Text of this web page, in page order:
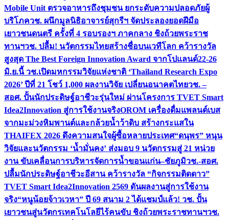
Mobile Unit ตรวจอาหารถึงชุมชน ยกระดับความปลอดภัยผู้
บริโภควช. ผนึกมูลนิธิอาจารย์สุกรีฯ จัดประลองยอดฝีมือ
เยาวชนดนตรี ครั้งที่ 4 รอบรองฯ ภาคกลาง ชิงถ้วยพระราช
ทานฯวช. ปลื้ม! นวัตกรรมไทยสร้างชื่อบนเวทีโลก คว้ารางวัล
สูงสุด The Best Foreign Innovation Award จากโปแลนด์22-26
มิ.ย.นี้ วช.เปิดมหกรรมวิจัยแห่งชาติ ‘Thailand Research Expo
2026’ ปีที่ 21 โชว์ 1,000 ผลงานวิจัย เปลี่ยนอนาคตไทยวช. –
สอศ. ปั้นนักประดิษฐ์อาชีวะรุ่นใหม่ ผ่านโครงการ TVET Smart
Idea2Innovation สู่การใช้งานจริงOROM เครื่องดื่มแพลนต์เบส
จากมะม่วงหิมพานต์และกล้วยน้ำว้าดิบ สร้างกระแสใน
THAIFEX 2026 ดึงความสนใจผู้ซื้อหลายประเทศ“ดนุพร” หนุน
วิจัยและนวัตกรรม ‘น้ำมั่นคง’ ส่งมอบ 9 นวัตกรรมสู่ 21 หน่วย
งาน ขับเคลื่อนการบริหารจัดการน้ำขอนแก่น–ชัยภูมิวช.-สอศ.
ปลื้มนักประดิษฐ์อาชีวะอีสาน คว้ารางวัล “กิจกรรมติดดาว”
TVET Smart Idea2Innovation 2569 ดันผลงานสู่การใช้งาน
จริง“หนูน้อยจ้าวเวหา” ปี 69 สนาม 2 ได้แชมป์แล้ว! วช. ปั้น
เยาวชนสู่นวัตกรเทคโนโลยีไร้คนขับ ชิงถ้วยพระราชทานฯวช.